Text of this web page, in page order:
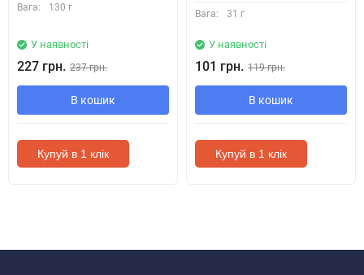
Вага: 130 г
У наявності
227 грн. 237 грн.
В кошик
Купуй в 1 клік
Вага: 31 г
У наявності
101 грн. 119 грн.
В кошик
Купуй в 1 клік